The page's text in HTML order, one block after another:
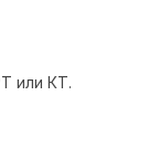
или КТ.